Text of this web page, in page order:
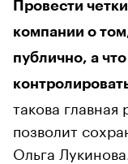
Провести
компании о
публично, а
такова
позволит
Ольга Лукинова.